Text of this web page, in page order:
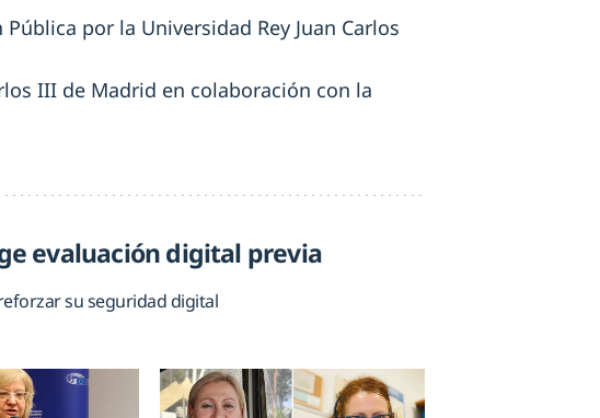
por la Universidad Rey Juan Carlos
III de Madrid en colaboración con la
evaluación digital previa
su seguridad digital